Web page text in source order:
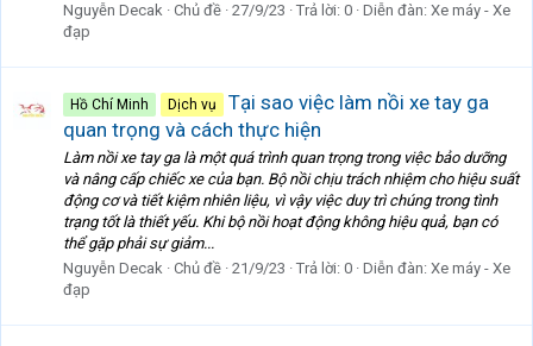
Nguyễn Decak Chủ đề 27/9/23 Trả lời: 0 Diễn đàn: Xe máy - Xe
đạp
Hồ Chí Minh Dịch vụ
Tại sao việc làm nồi xe tay ga
quan trọng và cách thực hiện
Làm nồi xe tay ga là một quá trình quan trọng trong việc bảo dưỡng
và nâng cấp chiếc xe của bạn. Bộ nồi chịu trách nhiệm cho hiệu suất
động cơ và tiết kiệm nhiên liệu, vì vậy việc duy trì chúng trong tình
trạng tốt là thiết yếu. Khi bộ nồi hoạt động không hiệu quả, bạn có
thể gặp phải sự giảm...
Nguyễn Decak Chủ đề 21/9/23 Trả lời: 0 Diễn đàn: Xe máy - Xe
đạp